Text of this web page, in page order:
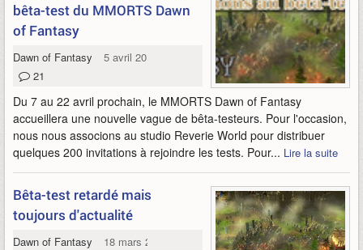
bêta-test du MMORTS Dawn
of Fantasy
Dawn of Fantasy
5 avril 2011
21
Du 7 au 22 avril prochain, le MMORTS Dawn of Fantasy
accueillera une nouvelle vague de bêta-testeurs. Pour l'occasion,
nous nous associons au studio Reverie World pour distribuer
quelques 200 invitations à rejoindre les tests. Pour... Lire la suite
Bêta-test retardé mais
toujours d'actualité
Dawn of Fantasy 18 mars 2011